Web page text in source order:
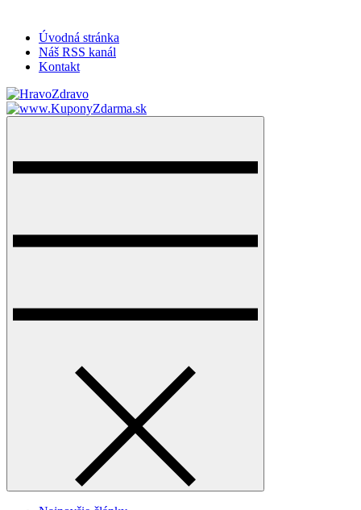
Úvodná stránka
Náš RSS kanál
Kontakt
HravoZdravo.sk
Magazín zdravého života